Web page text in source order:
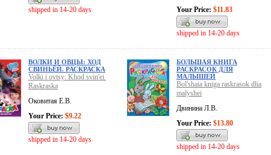
shipped in 14-20 days
Your Price: $11.83
shipped in 14-20 days
ВОЛКИ И ОВЦЫ: ХОД
СВИНЬЁЙ. РАСКРАСКА
Volki i ovtsy: Khod svin'ei.
Raskraska
Оковитая Е.В.
Your Price: $9.22
shipped in 14-20 days
БОЛЬШАЯ КНИГА
РАСКРАСОК ДЛЯ
МАЛЫШЕЙ
Bol'shaia kniga raskrasok dlia
malyshei
Двинина Л.В.
Your Price: $13.80
shipped in 14-20 days